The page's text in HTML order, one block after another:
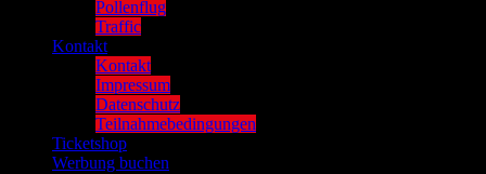
Pollenflug
Traffic
Kontakt
Kontakt
Impressum
Datenschutz
Teilnahmebedingungen
Ticketshop
Werbung buchen